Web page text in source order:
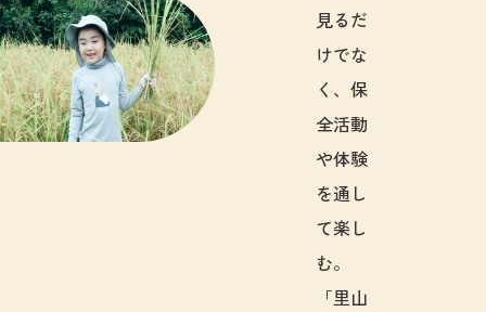
見るだ
けでな
く、保
全活動
や体験
を通し
て楽し
む。
「里山